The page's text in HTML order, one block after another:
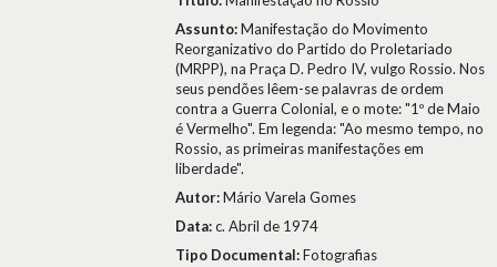
Assunto:Manifestação do Movimento
Reorganizativo do Partido do Proletariado
(MRPP), na Praça D. Pedro IV, vulgo Rossio. Nos
seus pendões lêem-se palavras de ordem
contra a Guerra Colonial, e o mote: "1º de Maio
é Vermelho". Em legenda: "Ao mesmo tempo, no
Rossio, as primeiras manifestações em
liberdade".
Autor:Mário Varela Gomes
Data:c. Abril de 1974
Tipo Documental:Fotografias